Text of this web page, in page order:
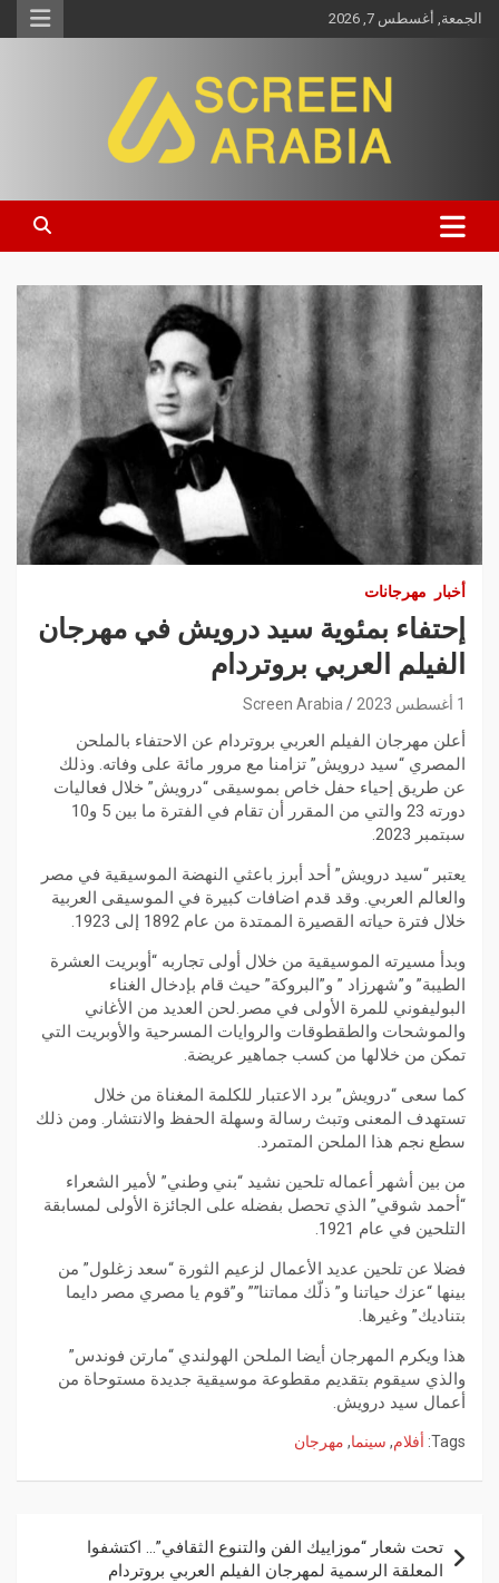
الجمعة, أغسطس 7, 2026
Screen Arabia
أخبار مهرجانات
إحتفاء بمئوية سيد درويش في مهرجان
الفيلم العربي بروتردام
1 أغسطس 2023 Screen Arabia
أعلن مهرجان الفيلم العربي بروتردام عن الاحتفاء بالملحن
المصري “سيد درويش” تزامنا مع مرور مائة على وفاته. وذلك
عن طريق إحياء حفل خاص بموسيقى “درويش” خلال فعاليات
دورته 23 والتي من المقرر أن تقام في الفترة ما بين 5 و10
سبتمبر 2023.
يعتبر “سيد درويش” أحد أبرز باعثي النهضة الموسيقية في مصر
والعالم العربي. وقد قدم اضافات كبيرة في الموسيقى العربية
خلال فترة حياته القصيرة الممتدة من عام 1892 إلى 1923.
وبدأ مسيرته الموسيقية من خلال أولى تجاربه “أوبريت العشرة
الطيبة” و”شهرزاد ” و”البروكة” حيث قام بإدخال الغناء
البوليفوني للمرة الأولى في مصر.لحن العديد من الأغاني
والموشحات والطقطوقات والروايات المسرحية والأوبريت التي
تمكن من خلالها من كسب جماهير عريضة.
كما سعى “درويش” برد الاعتبار للكلمة المغناة من خلال
تستهدف المعنى وتبث رسالة وسهلة الحفظ والانتشار. ومن ذلك
سطع نجم هذا الملحن المتمرد.
من بين أشهر أعماله تلحين نشيد “بني وطني” لأمير الشعراء
“أحمد شوقي” الذي تحصل بفضله على الجائزة الأولى لمسابقة
التلحين في عام 1921.
فضلا عن تلحين عديد الأعمال لزعيم الثورة “سعد زغلول” من
بينها “عزك حياتنا و” ذلّك مماتنا”” و”قوم يا مصري مصر دايما
بتناديك” وغيرها.
هذا ويكرم المهرجان أيضا الملحن الهولندي “مارتن فوندس”
والذي سيقوم بتقديم مقطوعة موسيقية جديدة مستوحاة من
أعمال سيد درويش.
Tags: أفلام, سينما, مهرجان
تحت شعار “موزاييك الفن والتنوع الثقافي”… اكتشفوا
المعلقة الرسمية لمهرجان الفيلم العربي بروتردام